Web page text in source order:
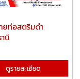
ยท่อสตรีมดำ
นี
ดูรายละเอียด